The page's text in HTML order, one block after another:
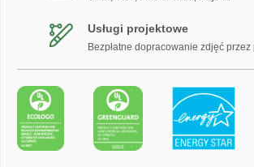
Usługi projektowe
Bezpłatne dopracowanie zdjęć przez